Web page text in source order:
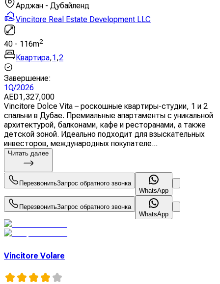
Арджан - Дубайленд
Vincitore Real Estate Development LLC
40 - 116m2
Квартира,1,2
Завершение:
1Q/2026
AED1,327,000
Vincitore Dolce Vita – роскошные квартиры-студии, 1 и 2
спальни в Дубае. Премиальные апартаменты с уникальной
архитектурой, балконами, кафе и ресторанами, а также
детской зоной. Идеально подходит для взыскательных
инвесторов, международных покупателе...
Читать далее
ПерезвонитьЗапрос обратного звонка
WhatsApp
ПерезвонитьЗапрос обратного звонка
WhatsApp
Vincitore Volare